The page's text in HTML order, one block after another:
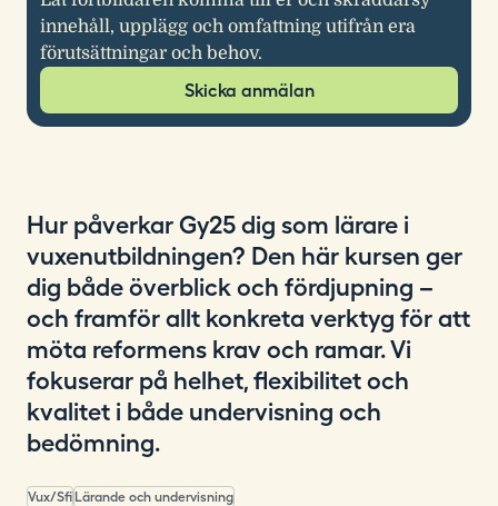
Hur påverkar Gy25 dig som lärare i
vuxenutbildningen? Den här kursen ger
dig både överblick och fördjupning –
och framför allt konkreta verktyg för att
möta reformens krav och ramar. Vi
fokuserar på helhet, flexibilitet och
kvalitet i både undervisning och
bedömning.
Vux/Sfi Lärande och undervisning
innehåll, upplägg och omfattning utifrån era
förutsättningar och behov.
Skicka anmälan